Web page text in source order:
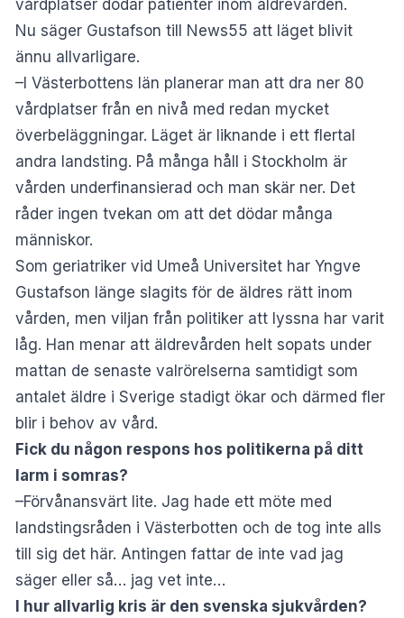
vårdplatser dödar patienter inom äldrevården.
Nu säger Gustafson till News55 att läget blivit
ännu allvarligare.
–I Västerbottens län planerar man att dra ner 80
vårdplatser från en nivå med redan mycket
överbeläggningar. Läget är liknande i ett flertal
andra landsting. På många håll i Stockholm är
vården underfinansierad och man skär ner. Det
råder ingen tvekan om att det dödar många
människor.
Som geriatriker vid Umeå Universitet har Yngve
Gustafson länge slagits för de äldres rätt inom
vården, men viljan från politiker att lyssna har varit
låg. Han menar att äldrevården helt sopats under
mattan de senaste valrörelserna samtidigt som
antalet äldre i Sverige stadigt ökar och därmed fler
blir i behov av vård.
Fick du någon respons hos politikerna på ditt
larm i somras?
–Förvånansvärt lite. Jag hade ett möte med
landstingsråden i Västerbotten och de tog inte alls
till sig det här. Antingen fattar de inte vad jag
säger eller så… jag vet inte…
I hur allvarlig kris är den svenska sjukvården?